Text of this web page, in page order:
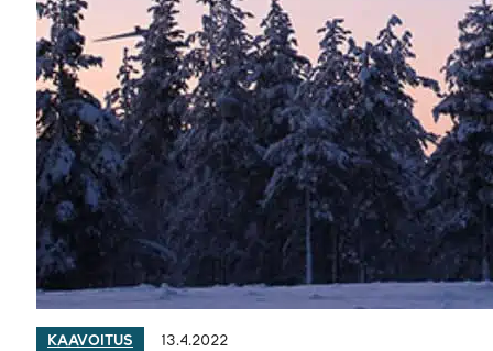
KAAVOITUS 13.4.2022